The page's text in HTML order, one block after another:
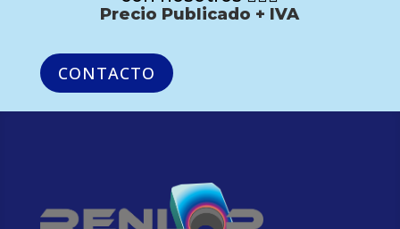
Precio Publicado + IVA
CONTACTO